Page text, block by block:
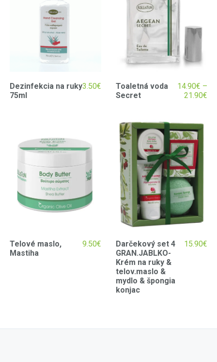
Dezinfekcia na ruky
75ml
3.50€
Toaletná voda
Secret
14.90€ –
21.90€
Telové maslo,
Mastiha
9.50€
Darčekový set 4
GRAN.JABLKO-
Krém na ruky &
telov.maslo &
mydlo & špongia
konjac
15.90€